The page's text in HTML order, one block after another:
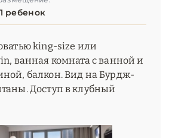
АЛЬ-КУВЕЙН
ФУДЖАЙРА
ребенок
king-size или
ванная комната с ванной и
балкон. Вид на Бурдж-
Доступ в клубный